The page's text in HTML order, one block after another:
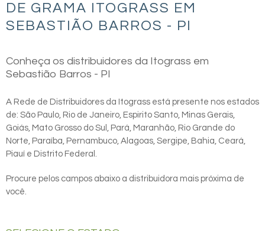
DE GRAMA ITOGRASS EM
SEBASTIÃO BARROS - PI
Conheça os distribuidores da Itograss em
Sebastião Barros - PI
A Rede de Distribuidores da Itograss está presente nos estados
de: São Paulo, Rio de Janeiro, Espirito Santo, Minas Gerais,
Goiás, Mato Grosso do Sul, Pará, Maranhão, Rio Grande do
Norte, Paraíba, Pernambuco, Alagoas, Sergipe, Bahia, Ceará,
Piauí e Distrito Federal.
Procure pelos campos abaixo a distribuidora mais próxima de
você.